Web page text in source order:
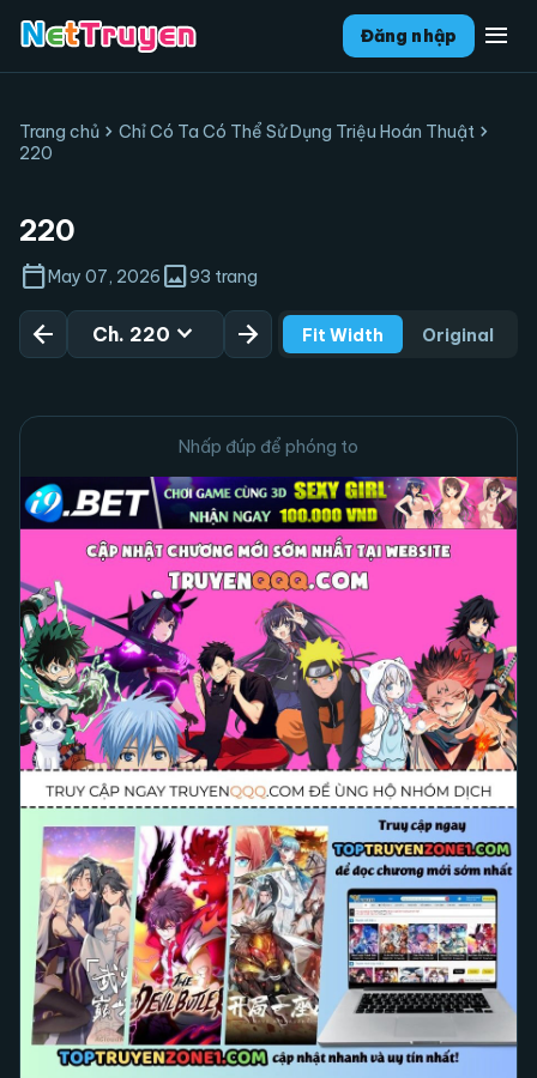
Đăng nhập menu
Trang chủ chevron_right Chỉ Có Ta Có Thể Sử Dụng Triệu Hoán Thuật chevron_right
220
220
calendar_todayMay 07, 2026 image93 trang
arrow_back Ch. 220 expand_more arrow_forward Fit Width Original
Nhấp đúp để phóng to